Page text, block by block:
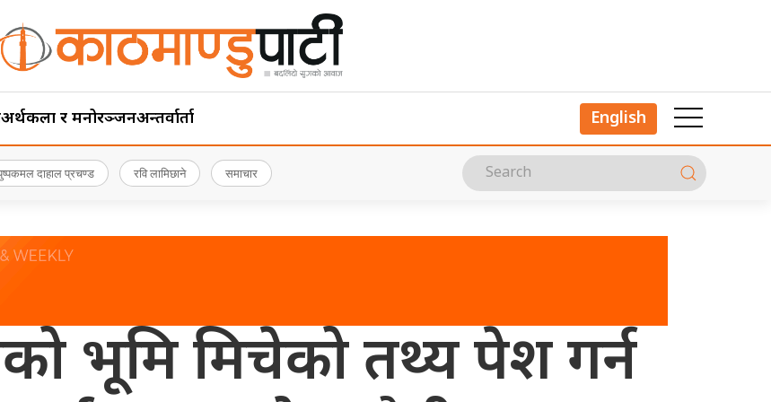
अर्थकला र मनोरञ्जनअन्तर्वार्ता English
दाहाल प्रचण्ड रवि लामिछाने समाचार
भूमि मिचेको तथ्य पेश गर्न